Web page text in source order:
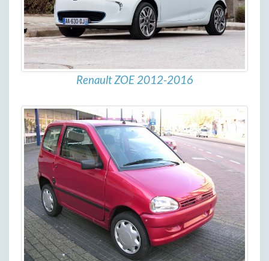
Renault ZOE 2012-2016